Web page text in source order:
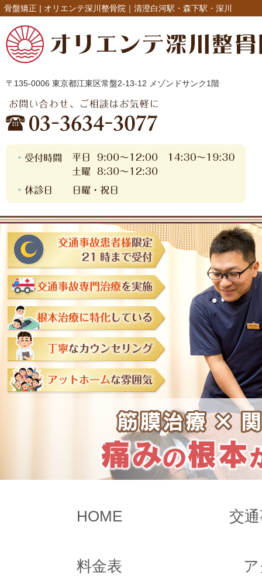
骨盤矯正 | オリエンテ深川整骨院｜清澄白河駅・森下駅・深川
〒135-0006 東京都江東区常盤2-13-12 メゾンドサンク1階
HOME 交
料金表